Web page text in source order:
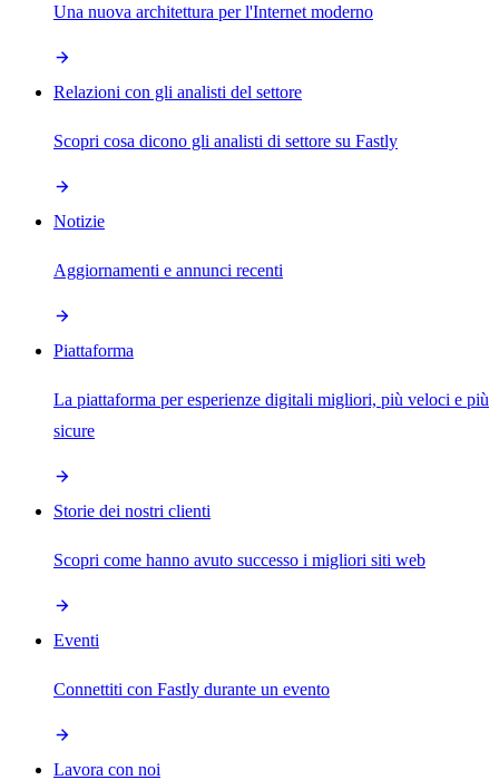
Una nuova architettura per l'Internet moderno
Relazioni con gli analisti del settore
Scopri cosa dicono gli analisti di settore su Fastly
Notizie
Aggiornamenti e annunci recenti
Piattaforma
La piattaforma per esperienze digitali migliori, più veloci e più
sicure
Storie dei nostri clienti
Scopri come hanno avuto successo i migliori siti web
Eventi
Connettiti con Fastly durante un evento
Lavora con noi